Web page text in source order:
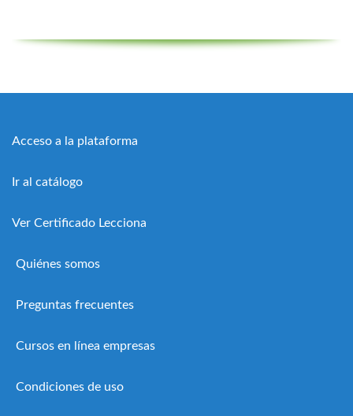
Acceso a la plataforma
Ir al catálogo
Ver Certificado Lecciona
Quiénes somos
Preguntas frecuentes
Cursos en línea empresas
Condiciones de uso